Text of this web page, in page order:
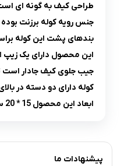
طراحی کیف به گونه ای
جنس رویه کوله برزنت
بندهای پشت این کوله
این محصول دارای یک زیپ
جیب جلوی کیف جادار است
کوله دارای دو دسته در
ابعاد این محصول 15 * 20 سانتی متر می باشد.
پیشنهادات ما